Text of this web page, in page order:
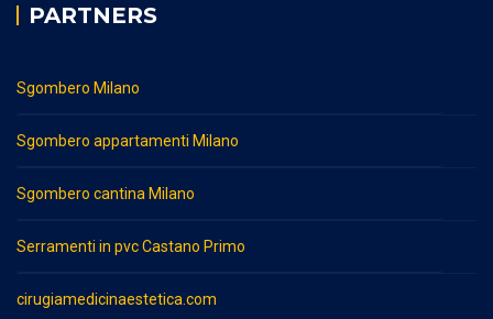
PARTNERS
Sgombero Milano
Sgombero appartamenti Milano
Sgombero cantina Milano
Serramenti in pvc Castano Primo
cirugiamedicinaestetica.com